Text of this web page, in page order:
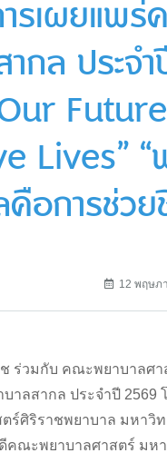
รเผยแพร่
ากล ประจ
Future
Lives” “
อการช่วย
12 พฤษภ
ร่วมกับ คณะพยาบาลศ
ลสากล ประจำปี 2569
ร์ศิริราชพยาบาล มหาวิ
คณะพยาบาลศาสตร์ มห